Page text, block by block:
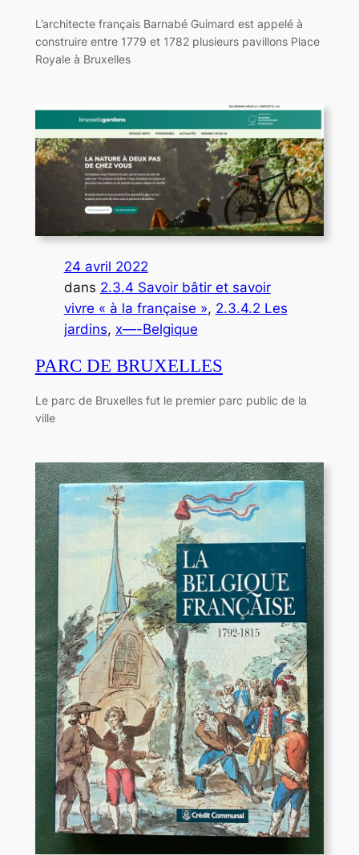
L’architecte français Barnabé Guimard est appelé à
construire entre 1779 et 1782 plusieurs pavillons Place
Royale à Bruxelles
24 avril 2022
dans 2.3.4 Savoir bâtir et savoir
vivre « à la française », 2.3.4.2 Les
jardins, x—-Belgique
PARC DE BRUXELLES
Le parc de Bruxelles fut le premier parc public de la
ville